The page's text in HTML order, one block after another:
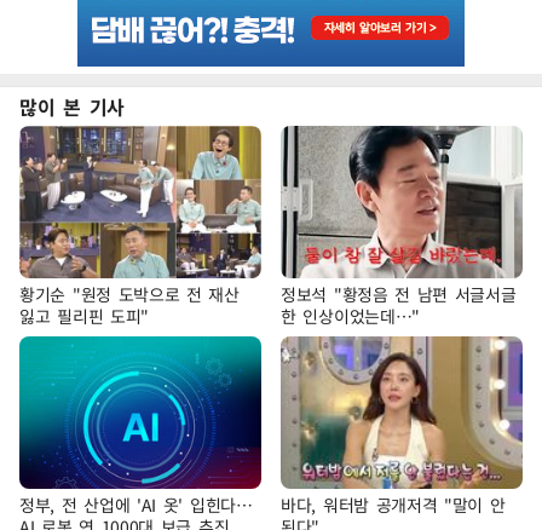
많이 본 기사
황기순 "원정 도박으로 전 재산
잃고 필리핀 도피"
정보석 "황정음 전 남편 서글서글
한 인상이었는데…"
정부, 전 산업에 'AI 옷' 입힌다…
바다, 워터밤 공개저격 "말이 안